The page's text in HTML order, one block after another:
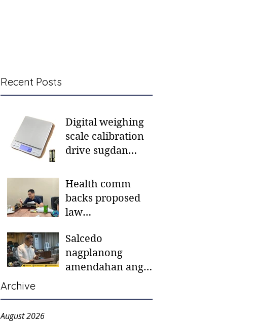
Recent Posts
Digital weighing
scale calibration
drive sugdan
Health comm
backs proposed
law
mother-to-mother
support groups,
first 1,000 days
Salcedo
nagplanong
amendahan ang
Archive
August 2026